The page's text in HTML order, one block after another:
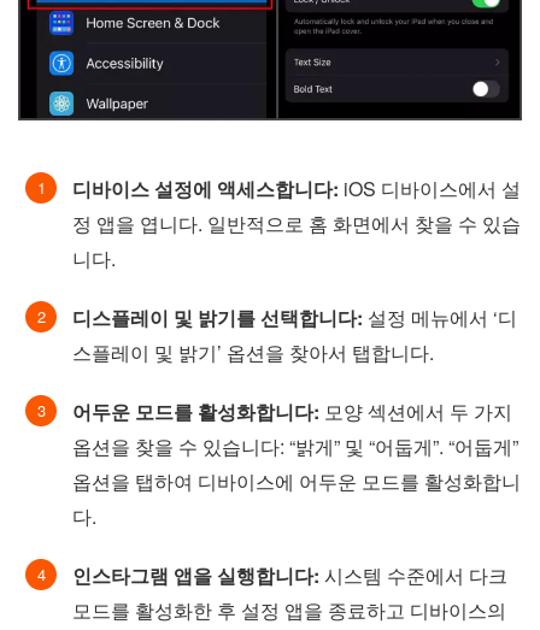
디바이스 설정에 액세스합니다: iOS 디바이스에서 설
정 앱을 엽니다. 일반적으로 홈 화면에서 찾을 수 있습
니다.
디스플레이 및 밝기를 선택합니다: 설정 메뉴에서 ‘디
스플레이 및 밝기’ 옵션을 찾아서 탭합니다.
어두운 모드를 활성화합니다: 모양 섹션에서 두 가지
옵션을 찾을 수 있습니다: “밝게” 및 “어둡게”. “어둡게”
옵션을 탭하여 디바이스에 어두운 모드를 활성화합니
다.
인스타그램 앱을 실행합니다: 시스템 수준에서 다크
모드를 활성화한 후 설정 앱을 종료하고 디바이스의